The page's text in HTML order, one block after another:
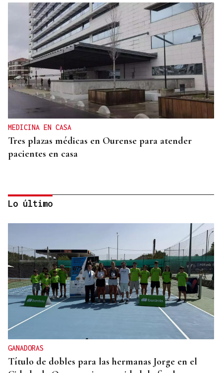
MEDICINA EN CASA
Tres plazas médicas en Ourense para atender
pacientes en casa
AUTO JUDICIAL
La Justicia frena un proyecto eólico en la provincia
de Ourense por riesgos medioambientales
Lo último
GANADORAS
Título de dobles para las hermanas Jorge en el